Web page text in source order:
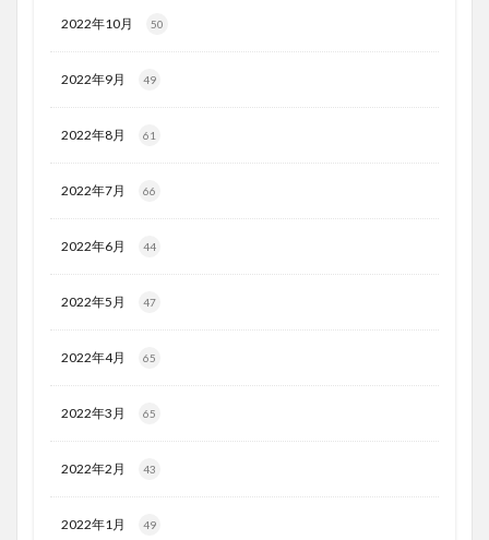
2022年10月 50
2022年9月 49
2022年8月 61
2022年7月 66
2022年6月 44
2022年5月 47
2022年4月 65
2022年3月 65
2022年2月 43
2022年1月 49